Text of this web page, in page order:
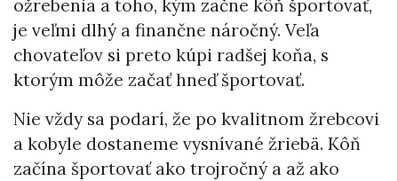
ožrebenia a toho, kým začne kôň športovať,
je veľmi dlhý a finančne náročný. Veľa
chovateľov si preto kúpi radšej koňa, s
ktorým môže začať hneď športovať.
Nie vždy sa podarí, že po kvalitnom žrebcovi
a kobyle dostaneme vysnívané žriebä. Kôň
začína športovať ako trojročný a až ako